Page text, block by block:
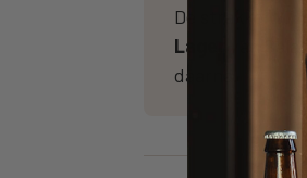
De strakke
Lager
van
daarna.